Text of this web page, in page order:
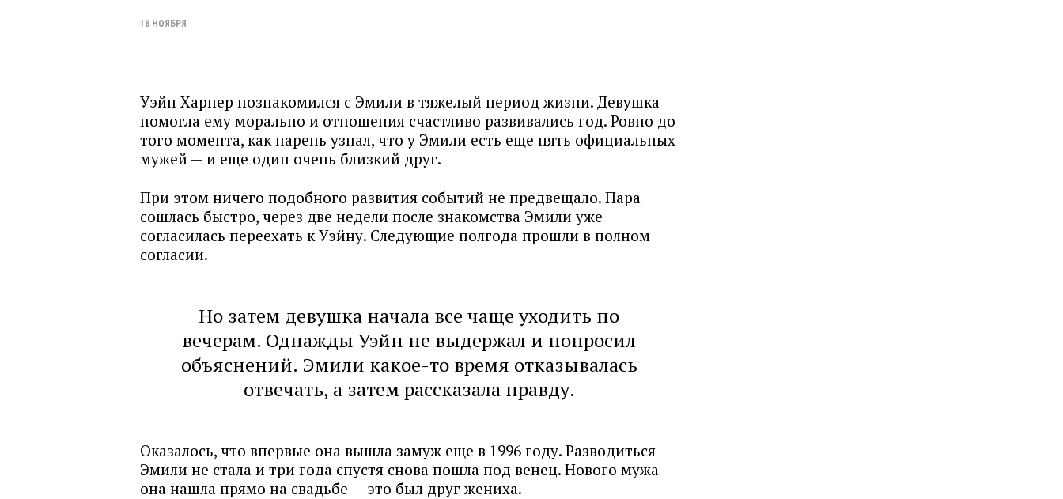
16 НОЯБРЯ
Уэйн Харпер познакомился с Эмили в тяжелый период жизни. Девушка
помогла ему морально и отношения счастливо развивались год. Ровно до
того момента, как парень узнал, что у Эмили есть еще пять официальных
мужей — и еще один очень близкий друг.
При этом ничего подобного развития событий не предвещало. Пара
сошлась быстро, через две недели после знакомства Эмили уже
согласилась переехать к Уэйну. Следующие полгода прошли в полном
согласии.
Но затем девушка начала все чаще уходить по
вечерам. Однажды Уэйн не выдержал и попросил
объяснений. Эмили какое-то время отказывалась
отвечать, а затем рассказала правду.
Оказалось, что впервые она вышла замуж еще в 1996 году. Разводиться
Эмили не стала и три года спустя снова пошла под венец. Нового мужа
она нашла прямо на свадьбе — это был друг жениха.